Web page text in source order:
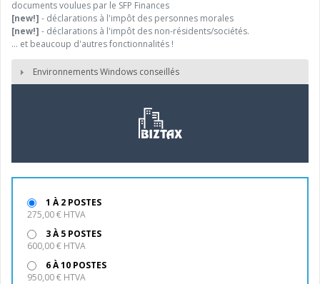
documents voulues par le SFP Finances
[new!] - déclarations à l'impôt des personnes morales
[new!] - déclarations à l'impôt des non-résidents/sociétés.
… et beaucoup d'autres fonctionnalités !
Environnements Windows conseillés
1 À 2 POSTES
275,00 € HTVA
3 À 5 POSTES
600,00 € HTVA
6 À 10 POSTES
950,00 € HTVA